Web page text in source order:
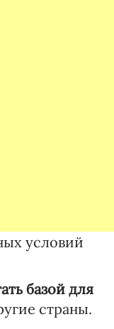
условий
базой для
страны.